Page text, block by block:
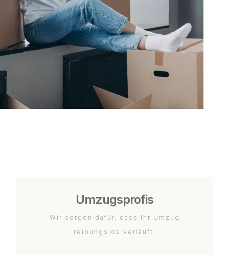
Umzugsprofis
Wir sorgen dafür, dass Ihr Umzug
reibungslos verläuft.